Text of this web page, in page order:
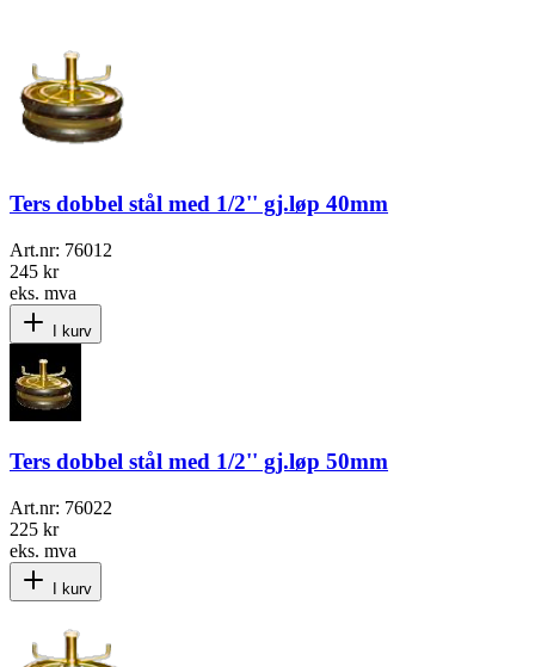
Ters dobbel stål med 1/2'' gj.løp 40mm
Art.nr: 76012
245 kr
eks. mva
I kurv
Ters dobbel stål med 1/2'' gj.løp 50mm
Art.nr: 76022
225 kr
eks. mva
I kurv